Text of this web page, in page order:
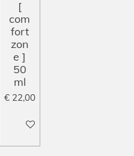
[
com
fort
zon
e ]
50
ml
€ 22,00
In winkelwagen